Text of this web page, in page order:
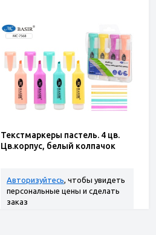
Текстмаркеры пастель. 4 цв.
Цв.корпус, белый колпачок
Авторизуйтесь, чтобы увидеть
персональные цены и сделать
заказ